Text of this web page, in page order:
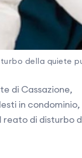
della quiete
di Cassazione,
in condominio,
reato di disturbo